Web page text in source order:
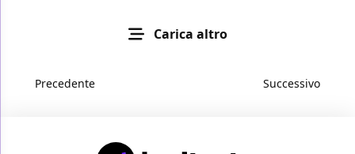
Carica altro
Precedente Successivo